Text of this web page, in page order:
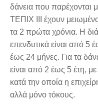
δάνεια που παρέχονται
ΤΕΠΙΧ ΙΙΙ έχουν
τα 2 πρώτα χρόνια. Η
επενδυτικά είναι από 5
έως 24 μήνες. Για τα
είναι από 2 έως 5 έτη,
κατά την οποία η
αλλά μόνο τόκους.